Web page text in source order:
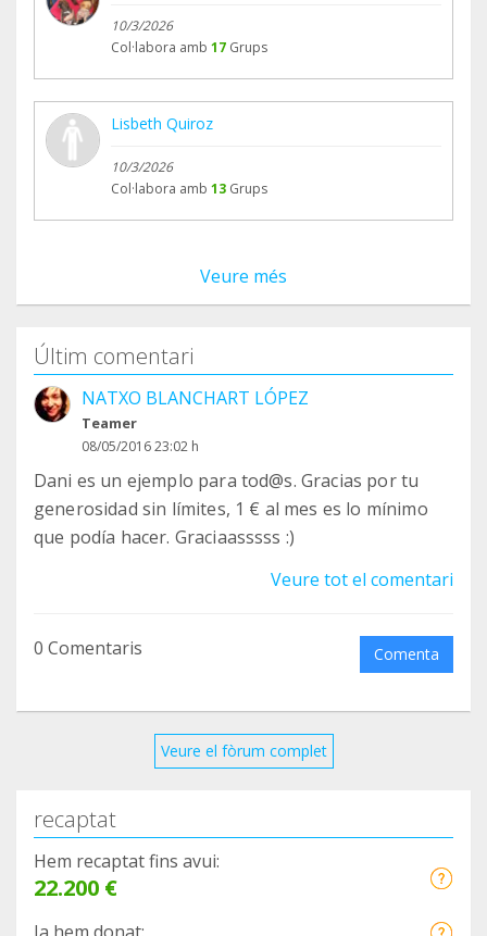
10/3/2026
Col·labora amb 17 Grups
Lisbeth Quiroz
10/3/2026
Col·labora amb 13 Grups
Veure més
Últim comentari
NATXO BLANCHART LÓPEZ
Teamer
08/05/2016 23:02 h
Dani es un ejemplo para tod@s. Gracias por tu
generosidad sin límites, 1 € al mes es lo mínimo
que podía hacer. Graciaasssss :)
Veure tot el comentari
0 Comentaris Comenta
Veure el fòrum complet
recaptat
Hem recaptat fins avui:
22.200 €